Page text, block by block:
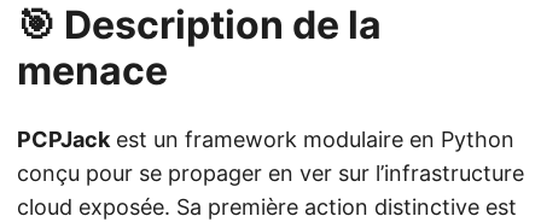
🎯 Description de la
menace
PCPJackest un framework modulaire en Python
conçu pour se propager en ver sur l’infrastructure
cloud exposée. Sa première action distinctive est